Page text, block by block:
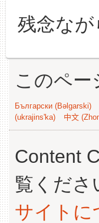
残念な
このペー
Български (Bəlgarski)
(ukrajins'ka)
中文
Content
覧くださ
サイトに